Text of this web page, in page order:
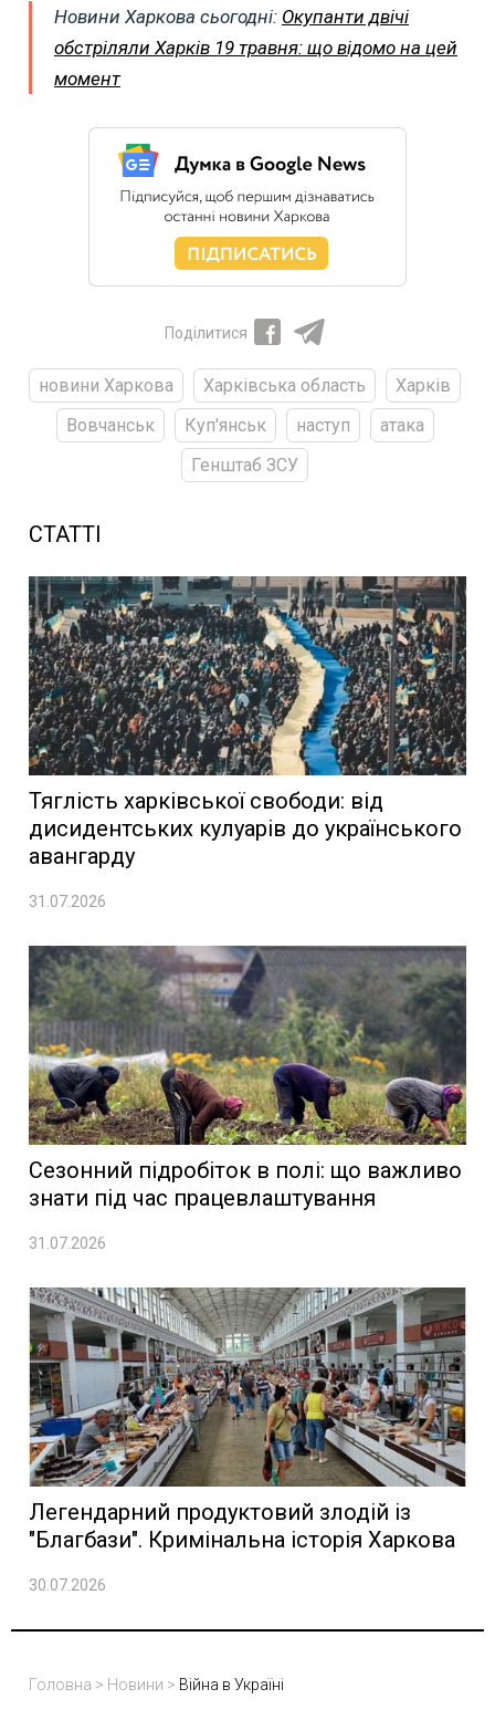
Новини Харкова сьогодні: Окупанти двічі
обстріляли Харків 19 травня: що відомо на цей
момент
Поділитися
новини Харкова Харківська область
Харків
Вовчанськ
Куп'янськ наступ
атака
Генштаб ЗСУ
СТАТТІ
Тяглість харківської свободи: від
дисидентських кулуарів до українського
авангарду
31.07.2026
Сезонний підробіток в полі: що важливо
знати під час працевлаштування
31.07.2026
Легендарний продуктовий злодій із
"Благбази". Кримінальна історія Харкова
30.07.2026
Головна > Новини > Війна в Україні